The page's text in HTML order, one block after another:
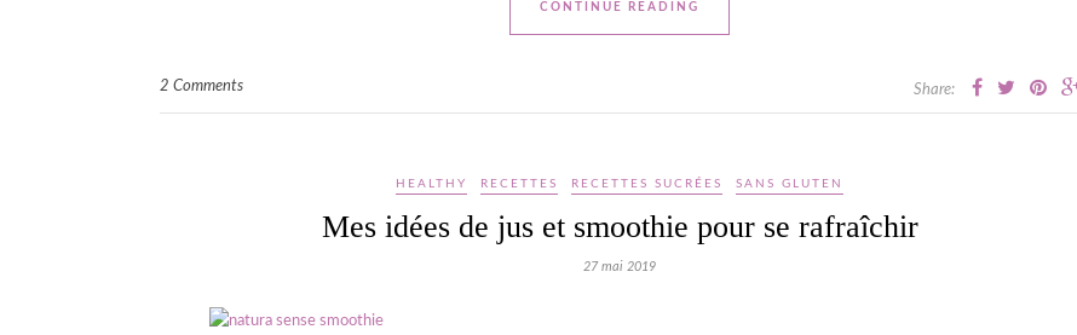
CONTINUE READING
2 Comments Share:
HEALTHY RECETTES RECETTES SUCRÉES SANS GLUTEN
Mes idées de jus et smoothie pour se rafraîchir
27 mai 2019